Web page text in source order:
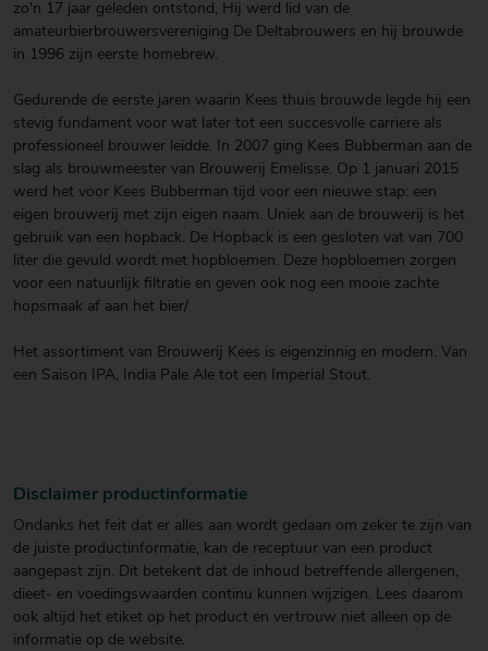
zo'n 17 jaar geleden ontstond, Hij werd lid van de
amateurbierbrouwersvereniging De Deltabrouwers en hij brouwde
in 1996 zijn eerste homebrew.
Gedurende de eerste jaren waarin Kees thuis brouwde legde hij een
stevig fundament voor wat later tot een succesvolle carriere als
professioneel brouwer leidde. In 2007 ging Kees Bubberman aan de
slag als brouwmeester van Brouwerij Emelisse. Op 1 januari 2015
werd het voor Kees Bubberman tijd voor een nieuwe stap: een
eigen brouwerij met zijn eigen naam. Uniek aan de brouwerij is het
gebruik van een hopback. De Hopback is een gesloten vat van 700
liter die gevuld wordt met hopbloemen. Deze hopbloemen zorgen
voor een natuurlijk filtratie en geven ook nog een mooie zachte
hopsmaak af aan het bier/
Het assortiment van Brouwerij Kees is eigenzinnig en modern. Van
een Saison IPA, India Pale Ale tot een Imperial Stout.
Disclaimer productinformatie
Ondanks het feit dat er alles aan wordt gedaan om zeker te zijn van
de juiste productinformatie, kan de receptuur van een product
aangepast zijn. Dit betekent dat de inhoud betreffende allergenen,
dieet- en voedingswaarden continu kunnen wijzigen. Lees daarom
ook altijd het etiket op het product en vertrouw niet alleen op de
informatie op de website.